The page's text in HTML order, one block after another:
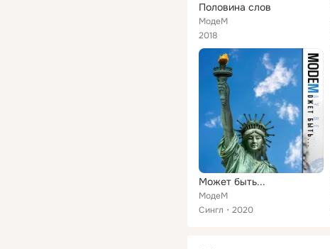
Половина слов
МодеМ
2018
Может быть...
МодеМ
Сингл
2020